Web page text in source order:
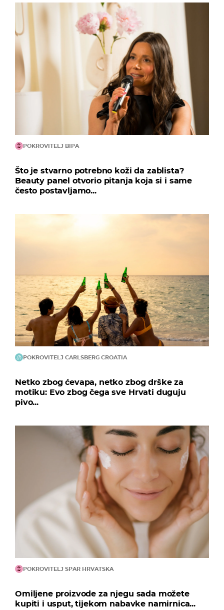
POKROVITELJ BIPA
Što je stvarno potrebno koži da zablista?
Beauty panel otvorio pitanja koja si i same
često postavljamo...
POKROVITELJ CARLSBERG CROATIA
Netko zbog ćevapa, netko zbog drške za
motiku: Evo zbog čega sve Hrvati duguju
pivo...
POKROVITELJ SPAR HRVATSKA
Omiljene proizvode za njegu sada možete
kupiti i usput, tijekom nabavke namirnica...